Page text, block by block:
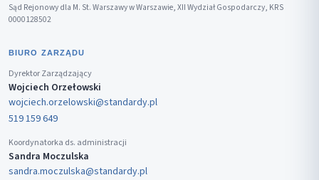
Sąd Rejonowy dla M. St. Warszawy w Warszawie, XII Wydział Gospodarczy, KRS
0000128502
BIURO ZARZĄDU
Dyrektor Zarządzający
Wojciech Orzełowski
wojciech.orzelowski@standardy.pl
519 159 649
Koordynatorka ds. administracji
Sandra Moczulska
sandra.moczulska@standardy.pl